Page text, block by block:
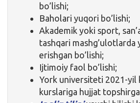
bo’lishi;
Baholari yuqori bo’lishi;
Akademik yoki sport,
tashqari mashg’ulotlarda
erishgan bo’lishi;
Ijtimoiy faol bo’lishi;
York universiteti 2021-yil
kurslariga hujjat